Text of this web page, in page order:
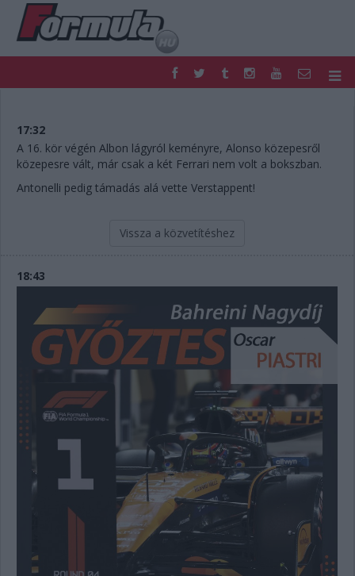
FORMULA
NEMZETKÖZI
HAZAI
RETRO
EGYÉB
PODCAST
SHOP
17:32
A 16. kör végén Albon lágyról keményre, Alonso közepesről
közepesre vált, már csak a két Ferrari nem volt a bokszban.
Antonelli pedig támadás alá vette Verstappent!
Vissza a közvetítéshez
18:43